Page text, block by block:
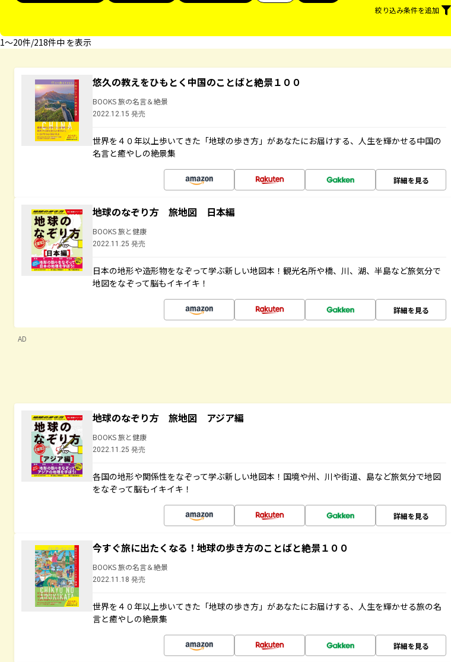
絞り込み条件を追加
1〜20件/218件中 を表示
悠久の教えをひもとく中国のことばと絶景１００
BOOKS 旅の名言＆絶景
2022.12.15 発売
世界を４０年以上歩いてきた「地球の歩き方」があなたにお届けする、人生を輝かせる中国の
名言と癒やしの絶景集
詳細を見る
地球のなぞり方 旅地図 日本編
BOOKS 旅と健康
2022.11.25 発売
日本の地形や造形物をなぞって学ぶ新しい地図本！観光名所や橋、川、湖、半島など旅気分で
地図をなぞって脳もイキイキ！
詳細を見る
AD
地球のなぞり方 旅地図 アジア編
BOOKS 旅と健康
2022.11.25 発売
各国の地形や関係性をなぞって学ぶ新しい地図本！国境や州、川や街道、島など旅気分で地図
をなぞって脳もイキイキ！
詳細を見る
今すぐ旅に出たくなる！地球の歩き方のことばと絶景１００
BOOKS 旅の名言＆絶景
2022.11.18 発売
世界を４０年以上歩いてきた「地球の歩き方」があなたにお届けする、人生を輝かせる旅の名
言と癒やしの絶景集
詳細を見る